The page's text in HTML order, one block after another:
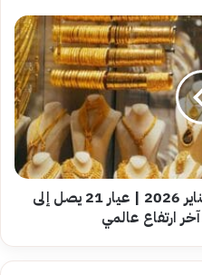
سعر الذهب اليوم الأحد 25 يناير 2026 | عيار 21 يصل إلى